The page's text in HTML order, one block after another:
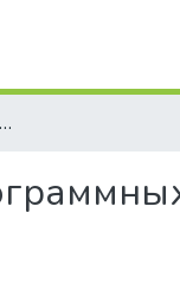
CASE- оценка критических программных систем. В 3-х томах. Том 2. Надежность